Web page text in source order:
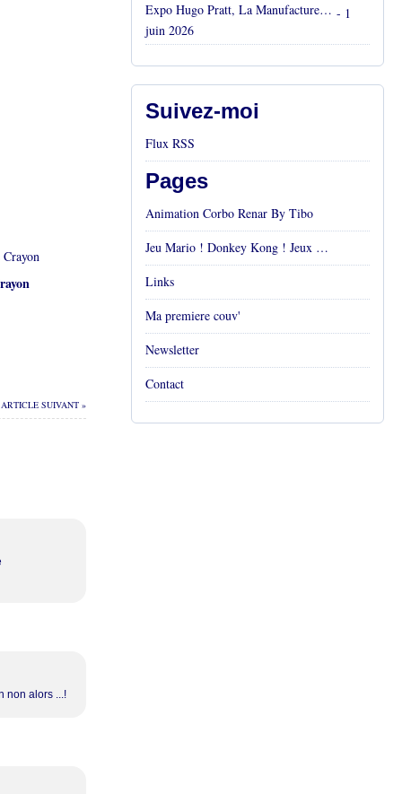
ARTICLE SUIVANT »
non alors ...!
Expo Hugo Pratt, La Manufacture, Aix en Provence, Mai 2026 - 1
juin 2026
Suivez-moi
Flux RSS
Pages
Animation Corbo Renar By Tibo
Jeu Mario ! Donkey Kong ! Jeux vidéos Rétro !
Links
Ma premiere couv'
Newsletter
Contact